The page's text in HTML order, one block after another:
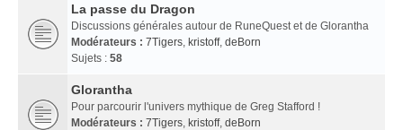
La passe du Dragon
Discussions générales autour de RuneQuest et de Glorantha
Modérateurs : 7Tigers, kristoff, deBorn
Sujets : 58
Glorantha
Pour parcourir l'univers mythique de Greg Stafford !
Modérateurs : 7Tigers, kristoff, deBorn